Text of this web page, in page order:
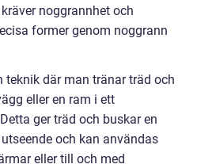
noggrannhet och
former genom noggrann
teknik där man tränar träd och
eller en ram i ett
ger träd och buskar en
och kan användas
eller till och med